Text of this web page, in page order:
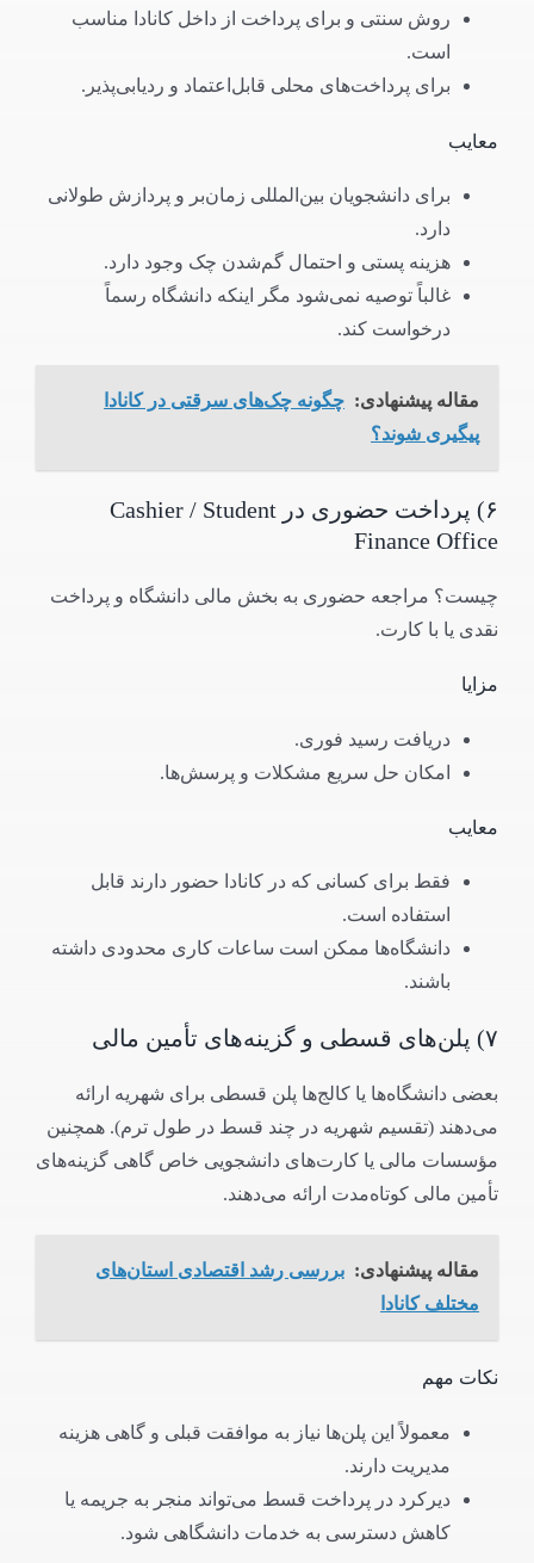
روش سنتی و برای پرداخت از داخل کانادا مناسب
است.
برای پرداخت‌های محلی قابل‌اعتماد و ردیابی‌پذیر.
معایب
برای دانشجویان بین‌المللی زمان‌بر و پردازش طولانی
دارد.
هزینه پستی و احتمال گم‌شدن چک وجود دارد.
غالباً توصیه نمی‌شود مگر اینکه دانشگاه رسماً
درخواست کند.
مقاله پیشنهادی: چگونه چک‌های سرقتی در کانادا
پیگیری شوند؟
۶) پرداخت حضوری در Cashier / Student
Finance Office
چیست؟ مراجعه حضوری به بخش مالی دانشگاه و پرداخت
نقدی یا با کارت.
مزایا
دریافت رسید فوری.
امکان حل سریع مشکلات و پرسش‌ها.
معایب
فقط برای کسانی که در کانادا حضور دارند قابل
استفاده است.
دانشگاه‌ها ممکن است ساعات کاری محدودی داشته
باشند.
۷) پلن‌های قسطی و گزینه‌های تأمین مالی
بعضی دانشگاه‌ها یا کالج‌ها پلن قسطی برای شهریه ارائه
می‌دهند (تقسیم شهریه در چند قسط در طول ترم). همچنین
مؤسسات مالی یا کارت‌های دانشجویی خاص گاهی گزینه‌های
تأمین مالی کوتاه‌مدت ارائه می‌دهند.
مقاله پیشنهادی: بررسی رشد اقتصادی استان‌های
مختلف کانادا
نکات مهم
معمولاً این پلن‌ها نیاز به موافقت قبلی و گاهی هزینه
مدیریت دارند.
دیرکرد در پرداخت قسط می‌تواند منجر به جریمه یا
کاهش دسترسی به خدمات دانشگاهی شود.